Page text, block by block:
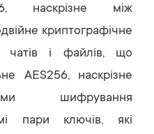
наскрізне між
криптографічне
чатів і файлів, що
AES256, наскрізне
шифрування
пари ключів, які